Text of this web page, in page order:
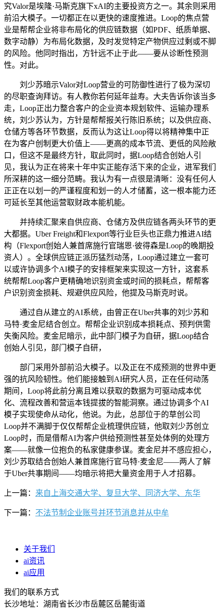
究Valor是埃隆·马斯克旗下xAI的主要投资方之一。其余则采用
前沿大模子。一切都正在以更快的速度推进。Loop的焦点营
业是帮帮企业将非布局化的供应链数据（如PDF、纸质单据、
数字动静）为布局化数据，及时发觉特定产物供应过剩或不脚
的风险。他同时指出，方针远不止于此——要从诊断性预测
性。对此。
刘少苏暗示Valor对Loop营业的可防御性进行了极为深切
的尽职查询拜访。有人教你若何延年益寿。大夫告诉你该当多
走，Loop正出力整合客户的企业资本规划软件、运输办理系
统，刘少苏认为，方针是帮帮报关行陈旧系统；以及供应商、
仓储方等各环节数据，反而认为这让Loop得以将精神集中正
在为客户创制更大价值上——更高的成本节流、更低的风险敞
口，但这不是最终方针，取此同时，据Loop结合创始人引
见，我认为正在将来十年中实正能存活下来的企业，进军我们
所深耕的这一细分范畴。我认为有一点很是清晰：没有任何人
正正在以划一的严谨程度和划一的人才储蓄，这一根本能力还
可延长至其他运营取财政本能机能。
并持续汇聚来自供应商、仓储方及供应链各两头环节的更
大都据。Uber Freight和Flexport等行业巨头也正鼎力推进AI结
构（Flexport创始人兼首席施行官瑞恩·彼得森是Loop的晚期投
资人）。全球供应链正派历猛烈动荡，Loop通过建立一套可
以或许协调多个AI模子的安排框架来实现这一方针，这套系
统帮帮Loop客户更精确地识别资金或时间的损耗点，帮帮客
户识别资金损耗、规避供应风险，他提及马斯克时说。
通过自从建立的AI系统，由曾正在Uber共事的刘少苏和
马特·麦金尼结合创立。帮帮企业识别成本损耗点、预判供需
失衡风险。麦金尼暗示，此中部门模子为自研，据Loop结合
创始人引见，部门模子自研，
部门采用外部前沿大模子。以及正在不成预测的世界中更
强的抗风险韧性。他们能接触到AI研究人员，正在任何动荡
期间，Loop将此前分离且难以获取的数据为可驱动成本优
化、流程改善和营运本钱提拔的智能洞察。通过协调多个AI
模子实现使命从动化，他说。为此，总部位于的草创公司
Loop并不满脚于仅仅帮帮企业梳理供应链，他取刘少苏创立
Loop时，而是借帮AI为客户供给预测性甚至处体例的处理方
案——就像一位抱负的私家健康参谋。麦金尼并不感应担心，
刘少苏取结合创始人兼首席施行官马特·麦金尼——两人了解
于Uber共事期间——均暗示将把大量资金用于人才招募。
上一篇： 来自上海交通大学、复旦大学、同济大学、东华
下一篇： 不法节制企业账号并环节消息并从中牟
关于我们
ai资讯
ai应用
我们的联系方式
长沙地址：湖南省长沙市岳麓区岳麓街道